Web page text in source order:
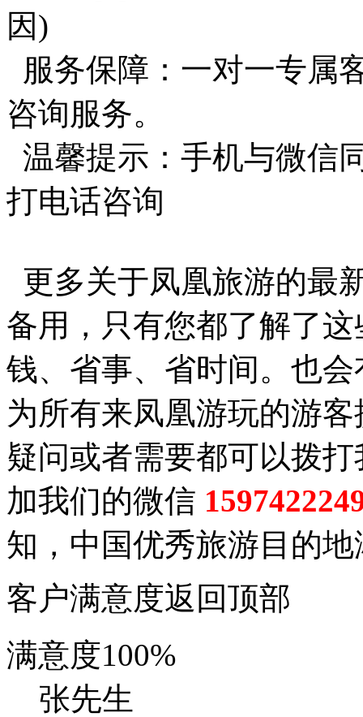
因)
服务保障：一对一专属
咨询服务。
温馨提示：手机与微信
打电话咨询
更多关于凤凰旅游的最
备用，只有您都了解了
钱、省事、省时间。也
为所有来凤凰游玩的游
疑问或者需要都可以拨
加我们的微信
知，中国优秀旅游目的
客户满意度返回顶部
满意度100%
张先生